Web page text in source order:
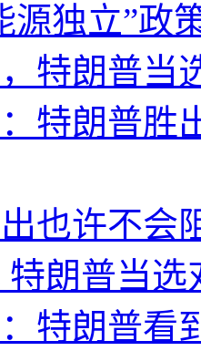
源独立”政
特朗普当
特朗普胜
也许不会
特朗普当
特朗普看